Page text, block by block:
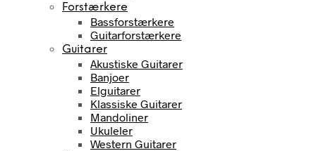
Forstærkere
Bassforstærkere
Guitarforstærkere
Guitarer
Akustiske Guitarer
Banjoer
Elguitarer
Klassiske Guitarer
Mandoliner
Ukuleler
Western Guitarer